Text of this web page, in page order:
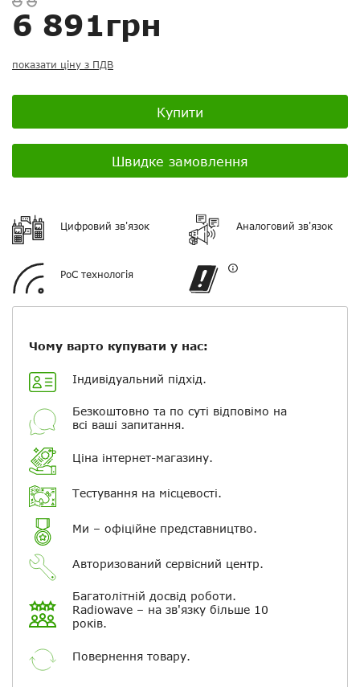
6 891грн
показати ціну з ПДВ
Купити
Швидке замовлення
Цифровий зв'язок Аналоговий зв'язок
PoC технологія
Чому варто купувати у нас:
Індивідуальний підхід.
Безкоштовно та по суті відповімо на
всі ваші запитання.
Ціна інтернет-магазину.
Тестування на місцевості.
Ми – офіційне представництво.
Авторизований сервісний центр.
Багатолітній досвід роботи.
Radiowave – на зв'язку більше 10
років.
Повернення товару.
Ваш відгук:
Посилання на відео з Youtube:
Додати фотографії
Повідомляти про відповіді по
електронній пошті
Скасувати Залишити відгук